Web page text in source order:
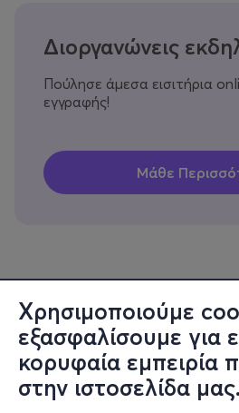
Χρησιμοποιούμε
εξασφαλίσουμε για
κορυφαία εμπειρία
στην ιστοσελίδα μας.
Διοργανώνεις
Πούλησε άμεσα εισιτήρια
εγγραφής!